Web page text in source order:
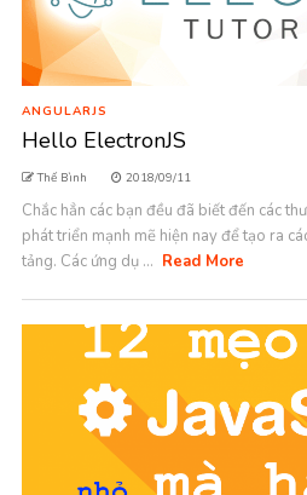
ANGULARJS
Hello ElectronJS
Thế Bình 2018/09/11
Chắc hẳn các bạn đều đã biết đến các
phát triển mạnh mẽ hiện nay để tạo ra
tảng. Các ứng dụ ... Read More